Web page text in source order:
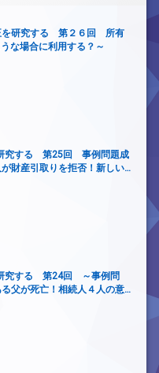
を研究する 第２６回 所有
な場合に利用する？～
究する 第25回 事例問題成
財産引取りを拒否！新しい
究する 第24回 ～事例問
父が死亡！相続人４人の意